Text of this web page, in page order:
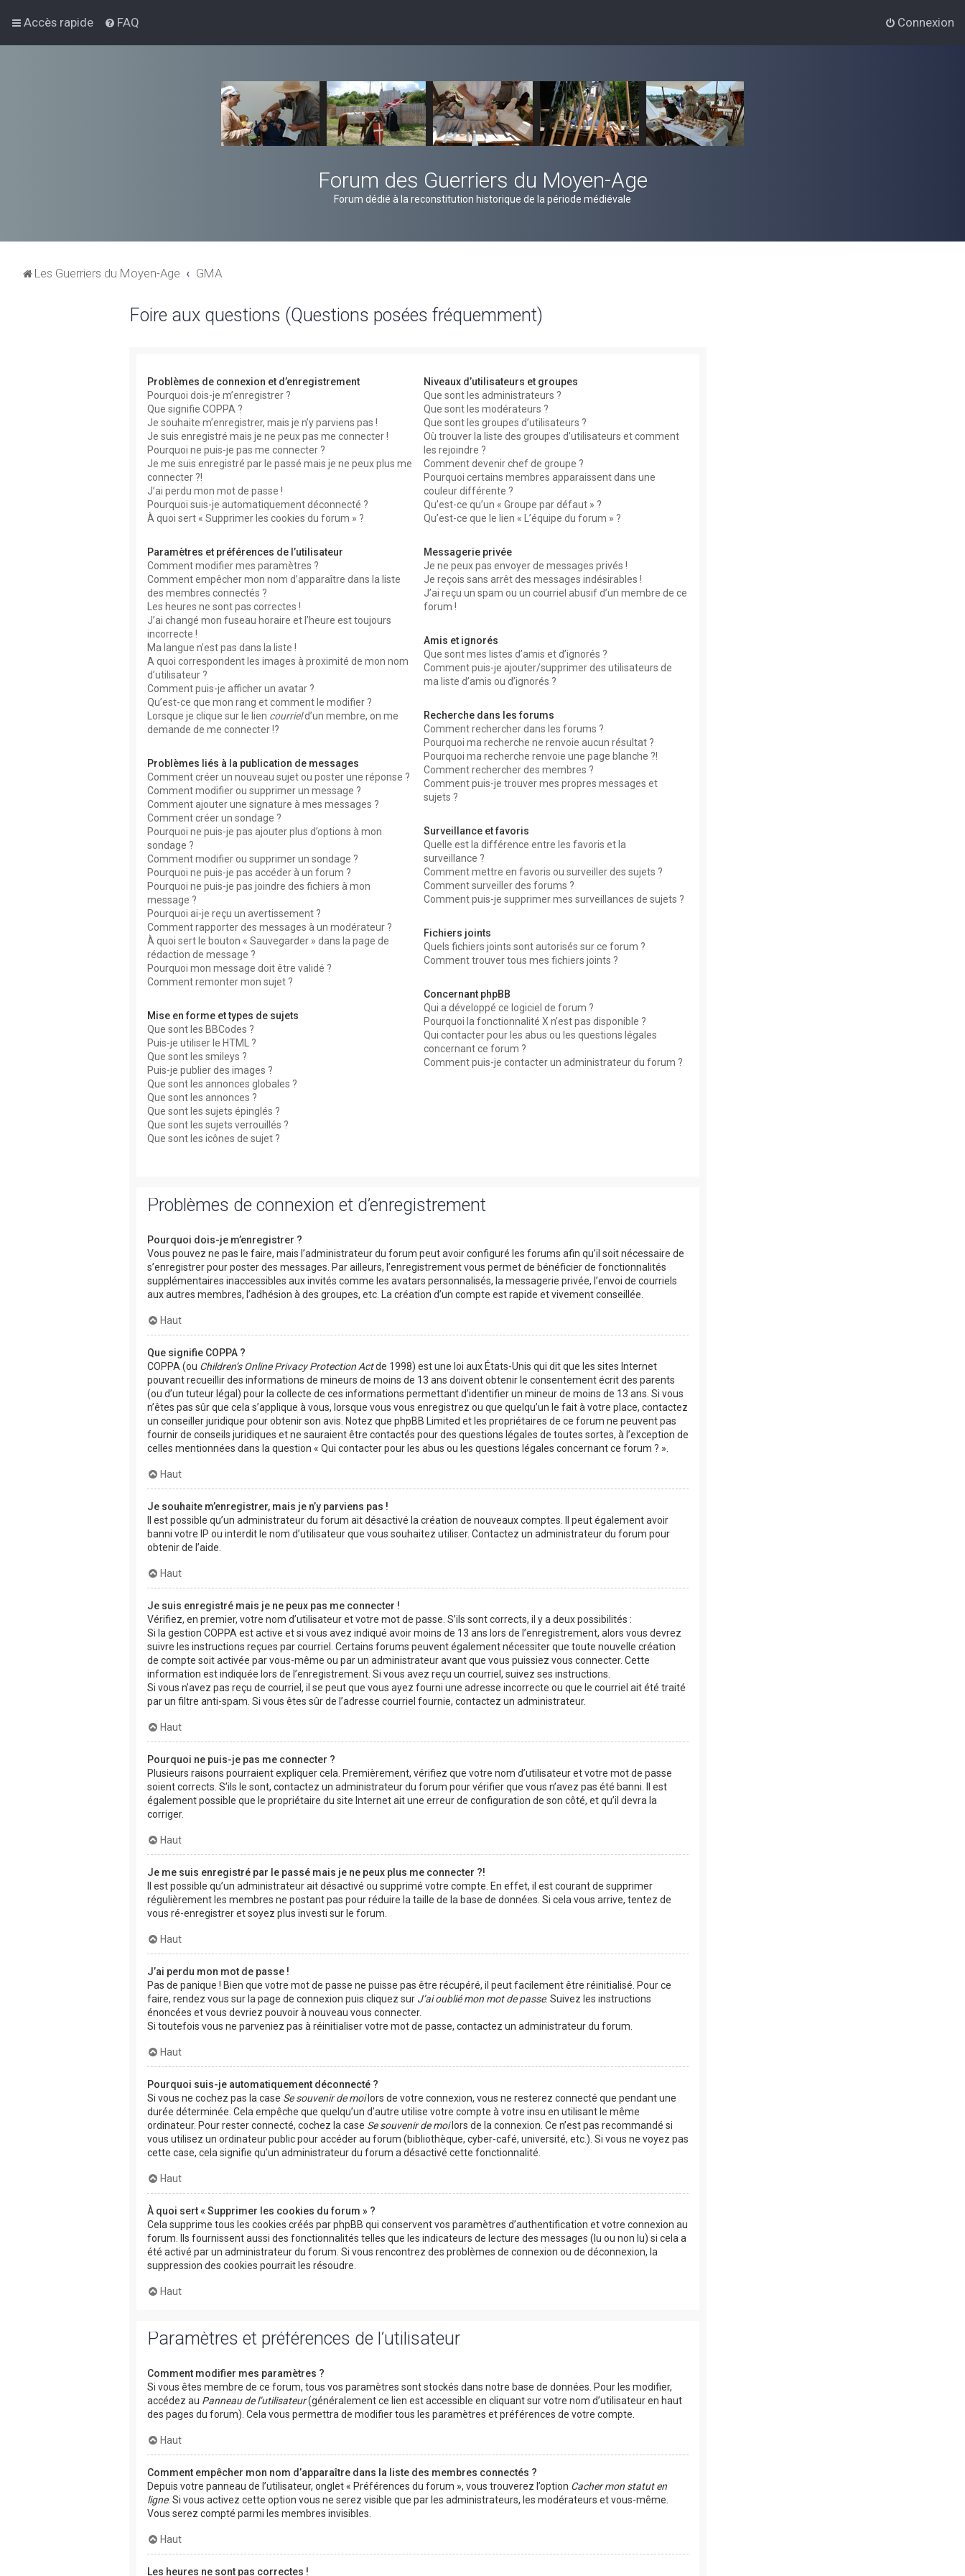
Accès rapide FAQ Connexion
Forum des Guerriers du Moyen-Age
Forum dédié à la reconstitution historique de la période médiévale
Les Guerriers du Moyen-Age GMA
Foire aux questions (Questions posées fréquemment)
Problèmes de connexion et d’enregistrement
Pourquoi dois-je m’enregistrer ?
Que signifie COPPA ?
Je souhaite m’enregistrer, mais je n’y parviens pas !
Je suis enregistré mais je ne peux pas me connecter !
Pourquoi ne puis-je pas me connecter ?
Je me suis enregistré par le passé mais je ne peux plus me
connecter ?!
J’ai perdu mon mot de passe !
Pourquoi suis-je automatiquement déconnecté ?
À quoi sert « Supprimer les cookies du forum » ?
Paramètres et préférences de l’utilisateur
Comment modifier mes paramètres ?
Comment empêcher mon nom d’apparaître dans la liste
des membres connectés ?
Les heures ne sont pas correctes !
J’ai changé mon fuseau horaire et l’heure est toujours
incorrecte !
Ma langue n’est pas dans la liste !
A quoi correspondent les images à proximité de mon nom
d’utilisateur ?
Comment puis-je afficher un avatar ?
Qu’est-ce que mon rang et comment le modifier ?
Lorsque je clique sur le lien courrield’un membre, on me
demande de me connecter !?
Problèmes liés à la publication de messages
Comment créer un nouveau sujet ou poster une réponse ?
Comment modifier ou supprimer un message ?
Comment ajouter une signature à mes messages ?
Comment créer un sondage ?
Pourquoi ne puis-je pas ajouter plus d’options à mon
sondage ?
Comment modifier ou supprimer un sondage ?
Pourquoi ne puis-je pas accéder à un forum ?
Pourquoi ne puis-je pas joindre des fichiers à mon
message ?
Pourquoi ai-je reçu un avertissement ?
Comment rapporter des messages à un modérateur ?
À quoi sert le bouton « Sauvegarder » dans la page de
rédaction de message ?
Pourquoi mon message doit être validé ?
Comment remonter mon sujet ?
Mise en forme et types de sujets
Que sont les BBCodes ?
Puis-je utiliser le HTML ?
Que sont les smileys ?
Puis-je publier des images ?
Que sont les annonces globales ?
Que sont les annonces ?
Que sont les sujets épinglés ?
Que sont les sujets verrouillés ?
Que sont les icônes de sujet ?
Niveaux d’utilisateurs et groupes
Que sont les administrateurs ?
Que sont les modérateurs ?
Que sont les groupes d’utilisateurs ?
Où trouver la liste des groupes d’utilisateurs et comment
les rejoindre ?
Comment devenir chef de groupe ?
Pourquoi certains membres apparaissent dans une
couleur différente ?
Qu’est-ce qu’un « Groupe par défaut » ?
Qu’est-ce que le lien « L’équipe du forum » ?
Messagerie privée
Je ne peux pas envoyer de messages privés !
Je reçois sans arrêt des messages indésirables !
J’ai reçu un spam ou un courriel abusif d’un membre de ce
forum !
Amis et ignorés
Que sont mes listes d’amis et d’ignorés ?
Comment puis-je ajouter/supprimer des utilisateurs de
ma liste d’amis ou d’ignorés ?
Recherche dans les forums
Comment rechercher dans les forums ?
Pourquoi ma recherche ne renvoie aucun résultat ?
Pourquoi ma recherche renvoie une page blanche ?!
Comment rechercher des membres ?
Comment puis-je trouver mes propres messages et
sujets ?
Surveillance et favoris
Quelle est la différence entre les favoris et la
surveillance ?
Comment mettre en favoris ou surveiller des sujets ?
Comment surveiller des forums ?
Comment puis-je supprimer mes surveillances de sujets ?
Fichiers joints
Quels fichiers joints sont autorisés sur ce forum ?
Comment trouver tous mes fichiers joints ?
Concernant phpBB
Qui a développé ce logiciel de forum ?
Pourquoi la fonctionnalité X n’est pas disponible ?
Qui contacter pour les abus ou les questions légales
concernant ce forum ?
Comment puis-je contacter un administrateur du forum ?
Problèmes de connexion et d’enregistrement
Pourquoi dois-je m’enregistrer ?
Vous pouvez ne pas le faire, mais l’administrateur du forum peut avoir configuré les forums afin qu’il soit nécessaire de
s’enregistrer pour poster des messages. Par ailleurs, l’enregistrement vous permet de bénéficier de fonctionnalités
supplémentaires inaccessibles aux invités comme les avatars personnalisés, la messagerie privée, l’envoi de courriels
aux autres membres, l’adhésion à des groupes, etc. La création d’un compte est rapide et vivement conseillée.
Haut
Que signifie COPPA ?
COPPA (ou Children’s Online Privacy Protection Actde 1998) est une loi aux États-Unis qui dit que les sites Internet
pouvant recueillir des informations de mineurs de moins de 13 ans doivent obtenir le consentement écrit des parents
(ou d’un tuteur légal) pour la collecte de ces informations permettant d’identifier un mineur de moins de 13 ans. Si vous
n’êtes pas sûr que cela s’applique à vous, lorsque vous vous enregistrez ou que quelqu’un le fait à votre place, contactez
un conseiller juridique pour obtenir son avis. Notez que phpBB Limited et les propriétaires de ce forum ne peuvent pas
fournir de conseils juridiques et ne sauraient être contactés pour des questions légales de toutes sortes, à l’exception de
celles mentionnées dans la question « Qui contacter pour les abus ou les questions légales concernant ce forum ? ».
Haut
Je souhaite m’enregistrer, mais je n’y parviens pas !
Il est possible qu’un administrateur du forum ait désactivé la création de nouveaux comptes. Il peut également avoir
banni votre IP ou interdit le nom d’utilisateur que vous souhaitez utiliser. Contactez un administrateur du forum pour
obtenir de l’aide.
Haut
Je suis enregistré mais je ne peux pas me connecter !
Vérifiez, en premier, votre nom d’utilisateur et votre mot de passe. S’ils sont corrects, il y a deux possibilités :
Si la gestion COPPA est active et si vous avez indiqué avoir moins de 13 ans lors de l’enregistrement, alors vous devrez
suivre les instructions reçues par courriel. Certains forums peuvent également nécessiter que toute nouvelle création
de compte soit activée par vous-même ou par un administrateur avant que vous puissiez vous connecter. Cette
information est indiquée lors de l’enregistrement. Si vous avez reçu un courriel, suivez ses instructions.
Si vous n’avez pas reçu de courriel, il se peut que vous ayez fourni une adresse incorrecte ou que le courriel ait été traité
par un filtre anti-spam. Si vous êtes sûr de l’adresse courriel fournie, contactez un administrateur.
Haut
Pourquoi ne puis-je pas me connecter ?
Plusieurs raisons pourraient expliquer cela. Premièrement, vérifiez que votre nom d’utilisateur et votre mot de passe
soient corrects. S’ils le sont, contactez un administrateur du forum pour vérifier que vous n’avez pas été banni. Il est
également possible que le propriétaire du site Internet ait une erreur de configuration de son côté, et qu’il devra la
corriger.
Haut
Je me suis enregistré par le passé mais je ne peux plus me connecter ?!
Il est possible qu’un administrateur ait désactivé ou supprimé votre compte. En effet, il est courant de supprimer
régulièrement les membres ne postant pas pour réduire la taille de la base de données. Si cela vous arrive, tentez de
vous ré-enregistrer et soyez plus investi sur le forum.
Haut
J’ai perdu mon mot de passe !
Pas de panique ! Bien que votre mot de passe ne puisse pas être récupéré, il peut facilement être réinitialisé. Pour ce
faire, rendez vous sur la page de connexion puis cliquez sur J’ai oublié mon mot de passe. Suivez les instructions
énoncées et vous devriez pouvoir à nouveau vous connecter.
Si toutefois vous ne parveniez pas à réinitialiser votre mot de passe, contactez un administrateur du forum.
Haut
Pourquoi suis-je automatiquement déconnecté ?
Si vous ne cochez pas la case Se souvenir de moilors de votre connexion, vous ne resterez connecté que pendant une
durée déterminée. Cela empêche que quelqu’un d’autre utilise votre compte à votre insu en utilisant le même
ordinateur. Pour rester connecté, cochez la case Se souvenir de moilors de la connexion. Ce n’est pas recommandé si
vous utilisez un ordinateur public pour accéder au forum (bibliothèque, cyber-café, université, etc.). Si vous ne voyez pas
cette case, cela signifie qu’un administrateur du forum a désactivé cette fonctionnalité.
Haut
À quoi sert « Supprimer les cookies du forum » ?
Cela supprime tous les cookies créés par phpBB qui conservent vos paramètres d’authentification et votre connexion au
forum. Ils fournissent aussi des fonctionnalités telles que les indicateurs de lecture des messages (lu ou non lu) si cela a
été activé par un administrateur du forum. Si vous rencontrez des problèmes de connexion ou de déconnexion, la
suppression des cookies pourrait les résoudre.
Haut
Paramètres et préférences de l’utilisateur
Comment modifier mes paramètres ?
Si vous êtes membre de ce forum, tous vos paramètres sont stockés dans notre base de données. Pour les modifier,
accédez au Panneau de l’utilisateur(généralement ce lien est accessible en cliquant sur votre nom d’utilisateur en haut
des pages du forum). Cela vous permettra de modifier tous les paramètres et préférences de votre compte.
Haut
Comment empêcher mon nom d’apparaître dans la liste des membres connectés ?
Depuis votre panneau de l’utilisateur, onglet « Préférences du forum », vous trouverez l’option Cacher mon statut en
ligne. Si vous activez cette option vous ne serez visible que par les administrateurs, les modérateurs et vous-même.
Vous serez compté parmi les membres invisibles.
Haut
Les heures ne sont pas correctes !